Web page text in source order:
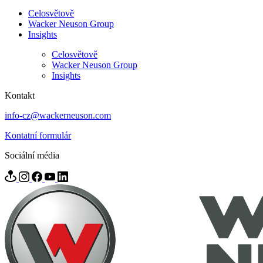
Celosvětově
Wacker Neuson Group
Insights
Celosvětově
Wacker Neuson Group
Insights
Kontakt
info-cz@wackerneuson.com
Kontatní formulár
Sociální média